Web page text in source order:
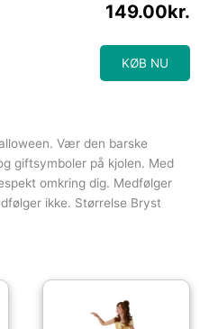
149.00kr.
KØB NU
Vær den barske
giftsymboler på kjolen. Med
omkring dig. Medfølger
ikke. Størrelse Bryst